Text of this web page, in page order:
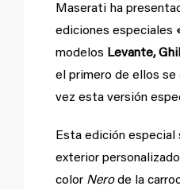
Maserati ha
ediciones especiales
modelos Levante,
el primero de ellos se
vez esta versión
Esta edición especial
exterior
color Nerode la